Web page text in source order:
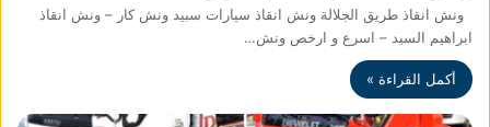
ونش انقاذ طريق الجلالة ونش انقاذ سيارات سبيد ونش كار – ونش انقاذ
ابراهيم السيد – اسرع و ارخص ونش…
أكمل القراءة »